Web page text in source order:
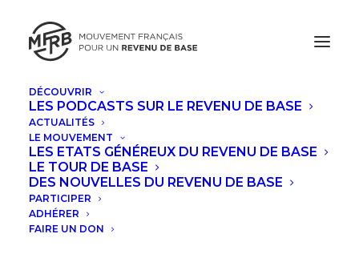
DÉCOUVRIR
LES PODCASTS SUR LE REVENU DE BASE
ACTUALITÉS
LE MOUVEMENT
LES ETATS GÉNÉREUX DU REVENU DE BASE
LE TOUR DE BASE
DES NOUVELLES DU REVENU DE BASE
PARTICIPER
ADHÉRER
FAIRE UN DON
Le MFRB est
partenaire de la Fête
des Possibles